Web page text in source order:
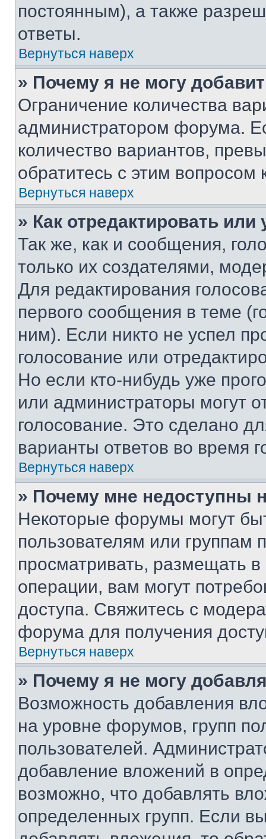
постоянным), а также
ответы.
Вернуться наверх
» Почему я не могу
Ограничение количества
администратором форума.
количество вариантов,
обратитесь с этим вопросом
Вернуться наверх
» Как отредактировать
Так же, как и сообщения,
только их создателями,
Для редактирования
первого сообщения в теме
ним). Если никто не успел
голосование или
Но если кто-нибудь уже
или администраторы могут
голосование. Это сделано
варианты ответов во время
Вернуться наверх
» Почему мне недоступны
Некоторые форумы могут
пользователям или группам
просматривать, размещать
операции, вам могут
доступа. Свяжитесь с
форума для получения
Вернуться наверх
» Почему я не могу
Возможность добавления
на уровне форумов, групп
пользователей.
добавление вложений в
возможно, что добавлять
определенных групп. Если